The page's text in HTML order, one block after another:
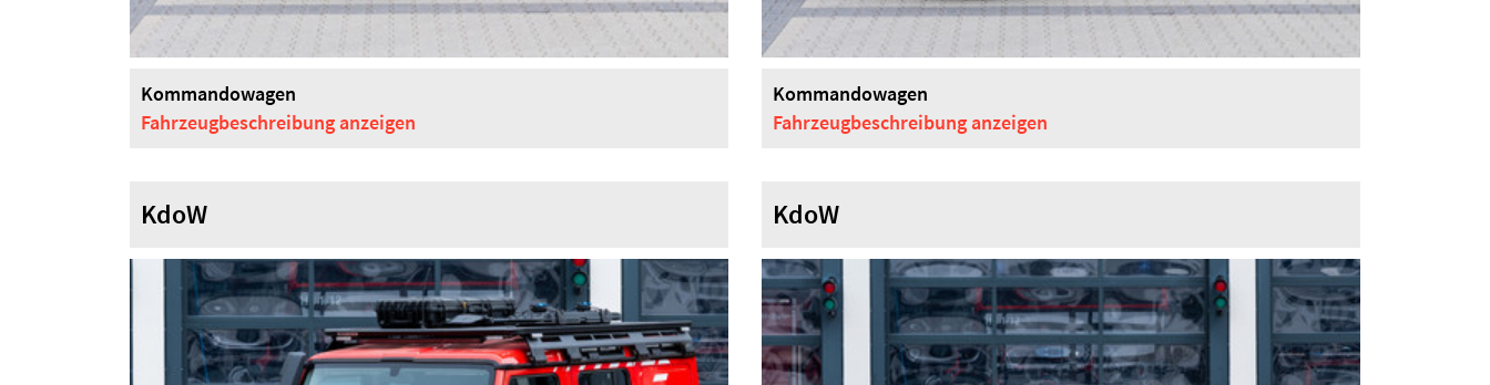
Kommandowagen
Fahrzeugbeschreibung anzeigen
Kommandowagen
Fahrzeugbeschreibung anzeigen
KdoW KdoW